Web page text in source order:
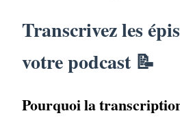
Transcrivez les
votre podcast 📝
Pourquoi la